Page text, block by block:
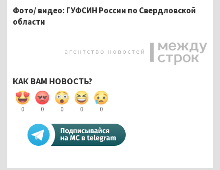
Фото/ видео: ГУФСИН России по Свердловской
области
КАК ВАМ НОВОСТЬ?
0 0 0 0 0